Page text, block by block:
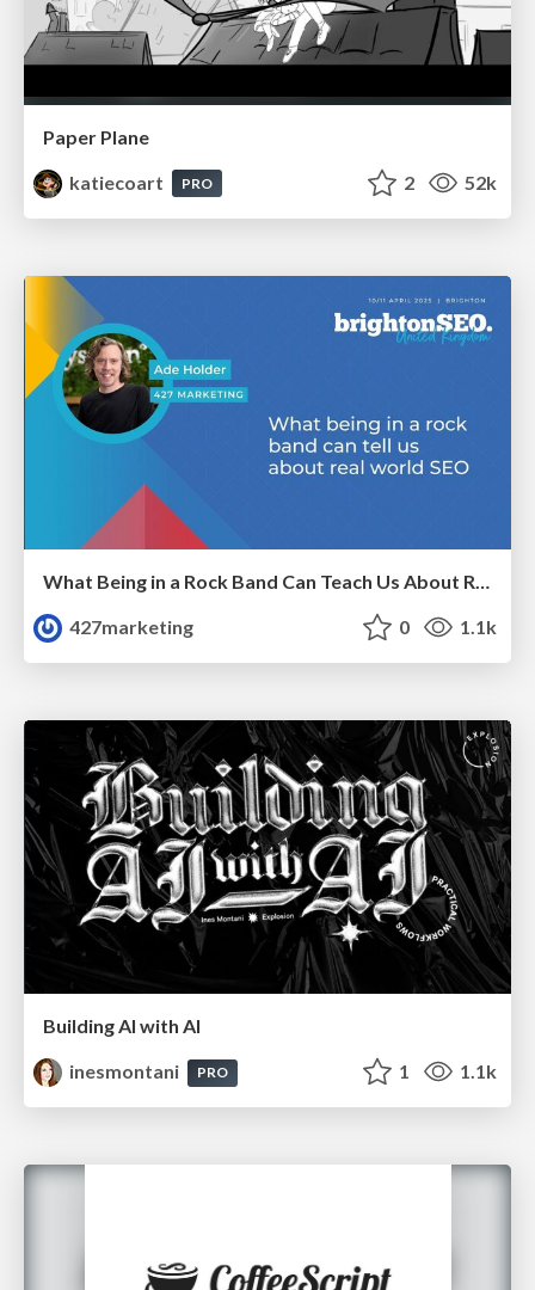
Paper Plane
katiecoart
PRO 2 52k
What Being in a Rock Band Can Teach Us About Real World SEO
427marketing
0 1.1k
Building AI with AI
inesmontani
PRO 1 1.1k